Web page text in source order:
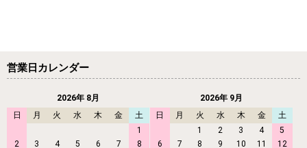
営業日カレンダー
2026年 8月
日
月 火 水 木 金
土
1
2
3 4 5 6 7
8
2026年 9月
日
月 火 水 木 金
土
1
2 3 4
5
6
7 8 9 10 11
12